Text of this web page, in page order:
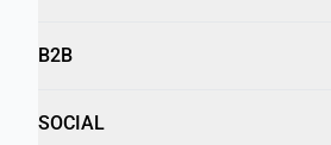
B2B
SOCIAL